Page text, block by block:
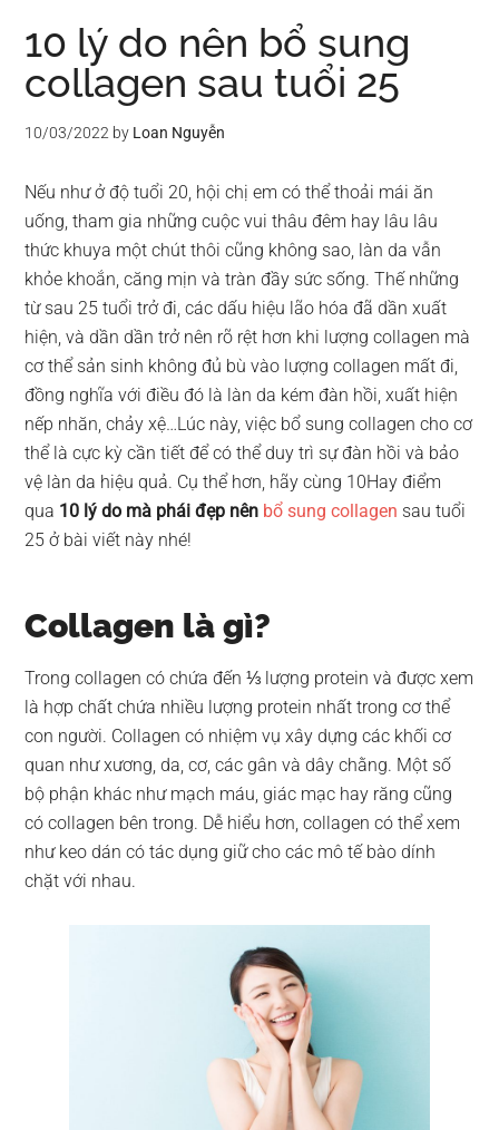
10 lý do nên bổ sung
collagen sau tuổi 25
10/03/2022 by Loan Nguyễn
Nếu như ở độ tuổi 20, hội chị em có thể thoải mái ăn
uống, tham gia những cuộc vui thâu đêm hay lâu lâu
thức khuya một chút thôi cũng không sao, làn da vẫn
khỏe khoắn, căng mịn và tràn đầy sức sống. Thế những
từ sau 25 tuổi trở đi, các dấu hiệu lão hóa đã dần xuất
hiện, và dần dần trở nên rõ rệt hơn khi lượng collagen mà
cơ thể sản sinh không đủ bù vào lượng collagen mất đi,
đồng nghĩa với điều đó là làn da kém đàn hồi, xuất hiện
nếp nhăn, chảy xệ…Lúc này, việc bổ sung collagen cho cơ
thể là cực kỳ cần tiết để có thể duy trì sự đàn hồi và bảo
vệ làn da hiệu quả. Cụ thể hơn, hãy cùng 10Hay điểm
qua 10 lý do mà phái đẹp nên bổ sung collagen sau tuổi
25 ở bài viết này nhé!
Collagen là gì?
Trong collagen có chứa đến ⅓ lượng protein và được xem
là hợp chất chứa nhiều lượng protein nhất trong cơ thể
con người. Collagen có nhiệm vụ xây dựng các khối cơ
quan như xương, da, cơ, các gân và dây chằng. Một số
bộ phận khác như mạch máu, giác mạc hay răng cũng
có collagen bên trong. Dễ hiểu hơn, collagen có thể xem
như keo dán có tác dụng giữ cho các mô tế bào dính
chặt với nhau.